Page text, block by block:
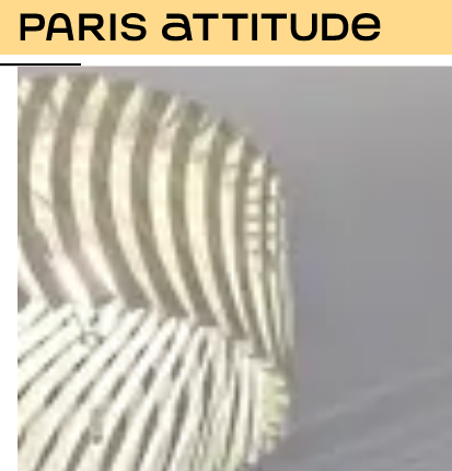
Fotos Beschreibung Ausstattung Zimmer